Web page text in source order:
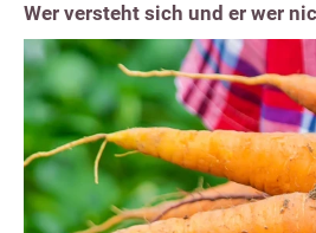
Wer versteht sich und er wer